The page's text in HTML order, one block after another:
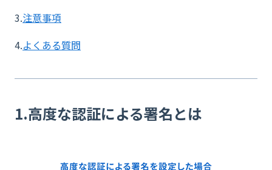
3.注意事項
4.よくある質問
1.高度な認証による署名とは